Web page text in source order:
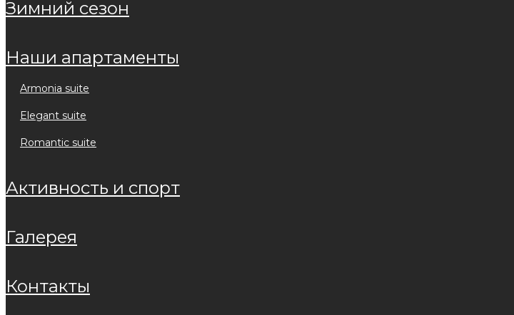
зимний сезон
наши апартаменты
armonia suite
elegant suite
romantic suite
активность и спорт
галерея
контакты